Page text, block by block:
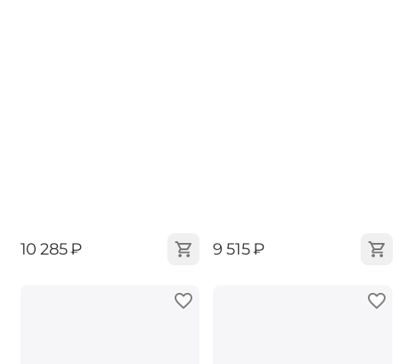
‍10 285‍₽ ‍9 515‍₽